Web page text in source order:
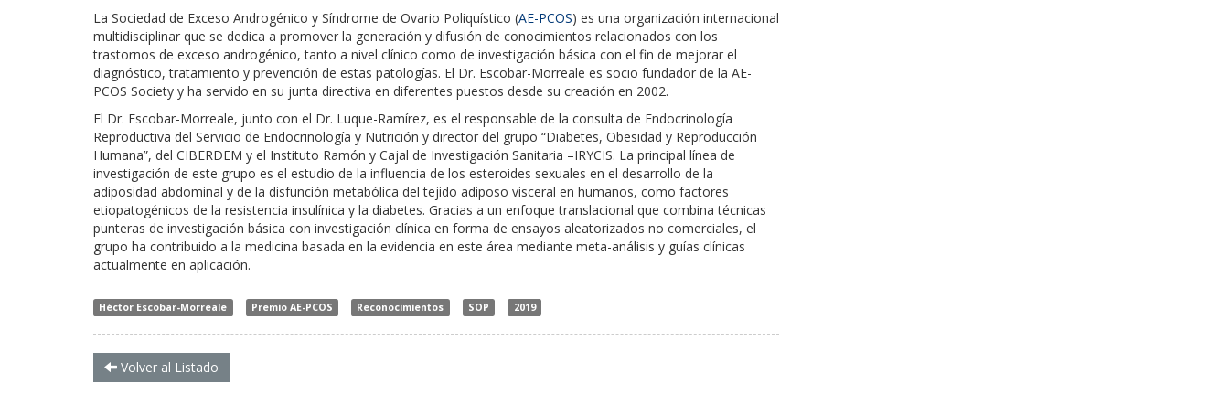
La Sociedad de Exceso Androgénico y Síndrome de Ovario Poliquístico (AE-PCOS) es una organización internacional
multidisciplinar que se dedica a promover la generación y difusión de conocimientos relacionados con los
trastornos de exceso androgénico, tanto a nivel clínico como de investigación básica con el fin de mejorar el
diagnóstico, tratamiento y prevención de estas patologías. El Dr. Escobar-Morreale es socio fundador de la AE-
PCOS Society y ha servido en su junta directiva en diferentes puestos desde su creación en 2002.
El Dr. Escobar-Morreale, junto con el Dr. Luque-Ramírez, es el responsable de la consulta de Endocrinología
Reproductiva del Servicio de Endocrinología y Nutrición y director del grupo “Diabetes, Obesidad y Reproducción
Humana”, del CIBERDEM y el Instituto Ramón y Cajal de Investigación Sanitaria –IRYCIS. La principal línea de
investigación de este grupo es el estudio de la influencia de los esteroides sexuales en el desarrollo de la
adiposidad abdominal y de la disfunción metabólica del tejido adiposo visceral en humanos, como factores
etiopatogénicos de la resistencia insulínica y la diabetes. Gracias a un enfoque translacional que combina técnicas
punteras de investigación básica con investigación clínica en forma de ensayos aleatorizados no comerciales, el
grupo ha contribuido a la medicina basada en la evidencia en este área mediante meta-análisis y guías clínicas
actualmente en aplicación.
Héctor Escobar-Morreale Premio AE-PCOS Reconocimientos SOP 2019
Volver al Listado